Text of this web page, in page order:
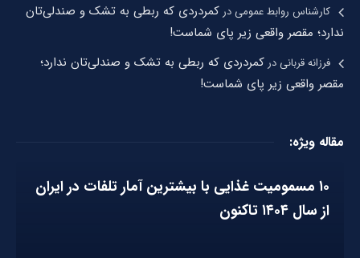
کارشناس روابط عمومیدر کمردردی که ربطی به تشک و صندلی‌تان
ندارد؛ مقصر واقعی زیر پای شماست!
فرزانه قربانیدر کمردردی که ربطی به تشک و صندلی‌تان ندارد؛
مقصر واقعی زیر پای شماست!
مقاله ویژه:
۱۰ مسمومیت غذایی با بیشترین آمار تلفات در ایران
از سال ۱۴۰۴ تاکنون